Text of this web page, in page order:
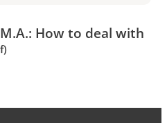
How to deal with